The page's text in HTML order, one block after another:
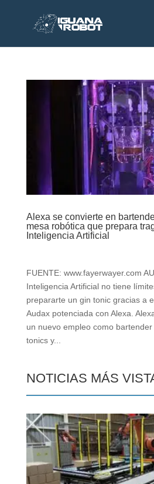
Alexa se convierte en
mesa robótica que prepara
Inteligencia Artificial
FUENTE: www.fayerwayer.com
Inteligencia Artificial no tiene
prepararte un gin tonic gracias a
Audax potenciada con Alexa.
un nuevo empleo como
tonics y...
NOTICIAS MÁS